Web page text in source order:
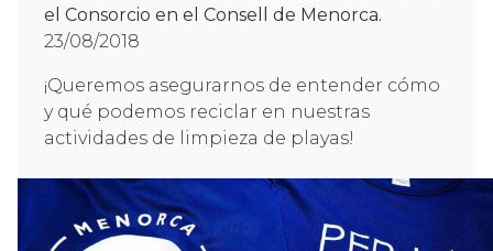
el Consorcio en el Consell de Menorca.
23/08/2018
¡Queremos asegurarnos de entender cómo
y qué podemos reciclar en nuestras
actividades de limpieza de playas!